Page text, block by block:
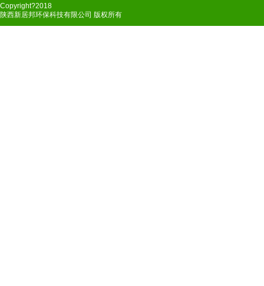
Copyright?2018
陕西新居邦环保科技有限公司 版权所有